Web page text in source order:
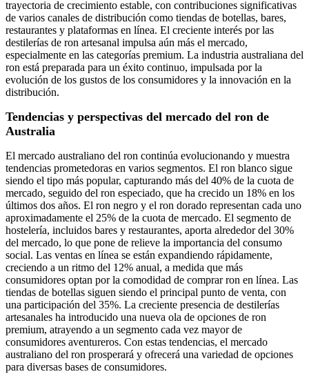
trayectoria de crecimiento estable, con contribuciones significativas
de varios canales de distribución como tiendas de botellas, bares,
restaurantes y plataformas en línea. El creciente interés por las
destilerías de ron artesanal impulsa aún más el mercado,
especialmente en las categorías premium. La industria australiana del
ron está preparada para un éxito continuo, impulsada por la
evolución de los gustos de los consumidores y la innovación en la
distribución.
Tendencias y perspectivas del mercado del ron de
Australia
El mercado australiano del ron continúa evolucionando y muestra
tendencias prometedoras en varios segmentos. El ron blanco sigue
siendo el tipo más popular, capturando más del 40% de la cuota de
mercado, seguido del ron especiado, que ha crecido un 18% en los
últimos dos años. El ron negro y el ron dorado representan cada uno
aproximadamente el 25% de la cuota de mercado. El segmento de
hostelería, incluidos bares y restaurantes, aporta alrededor del 30%
del mercado, lo que pone de relieve la importancia del consumo
social. Las ventas en línea se están expandiendo rápidamente,
creciendo a un ritmo del 12% anual, a medida que más
consumidores optan por la comodidad de comprar ron en línea. Las
tiendas de botellas siguen siendo el principal punto de venta, con
una participación del 35%. La creciente presencia de destilerías
artesanales ha introducido una nueva ola de opciones de ron
premium, atrayendo a un segmento cada vez mayor de
consumidores aventureros. Con estas tendencias, el mercado
australiano del ron prosperará y ofrecerá una variedad de opciones
para diversas bases de consumidores.